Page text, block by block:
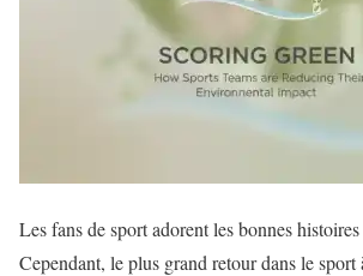
Les fans de sport adorent les bonnes
Cependant, le plus grand retour dans le sport